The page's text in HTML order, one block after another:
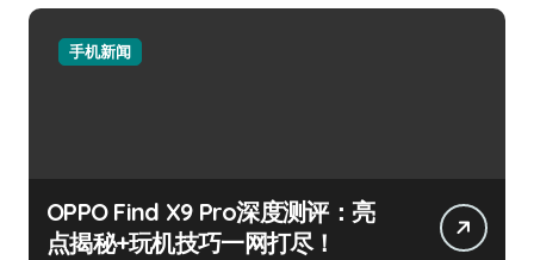
手机新闻
OPPO Find X9 Pro深度测评：亮
点揭秘+玩机技巧一网打尽！